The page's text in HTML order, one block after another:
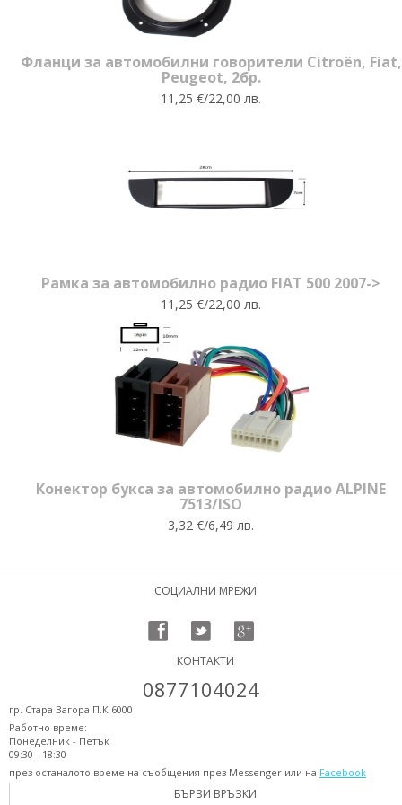
Фланци за автомобилни говорители Citroën, Fiat,
Peugeot, 2бр.
11,25 €/22,00 лв.
Рамка за автомобилно радио FIAT 500 2007->
11,25 €/22,00 лв.
Конектор букса за автомобилно радио ALPINE
7513/ISO
3,32 €/6,49 лв.
СОЦИАЛНИ МРЕЖИ
КОНТАКТИ
0877104024
гр. Стара Загора П.К 6000
Работно време:
Понеделник - Петък
09:30 - 18:30
през останалото време на съобщения през Messenger или на Facebook
БЪРЗИ ВРЪЗКИ